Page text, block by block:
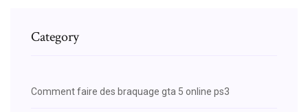
Category
Comment faire des braquage gta 5 online ps3